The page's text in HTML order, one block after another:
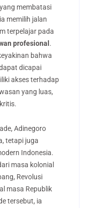
membatasi
memilih jalan
terpelajar pada
profesional .
bahwa
dicapai
akses terhadap
yang luas,
Adinegoro
tetapi juga
Indonesia.
masa kolonial
Revolusi
masa Republik
tersebut, ia